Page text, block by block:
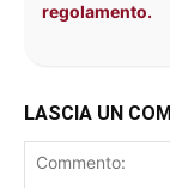
regolamento.
LASCIA UN